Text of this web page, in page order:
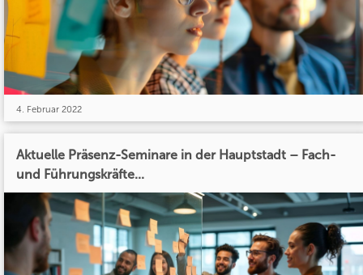
4. Februar 2022
Aktuelle Präsenz-Seminare in der Hauptstadt – Fach-
und Führungskräfte...